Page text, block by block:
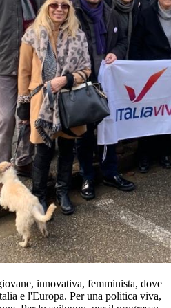
innovativa, femminista, dove
e l'Europa. Per una politica viva,